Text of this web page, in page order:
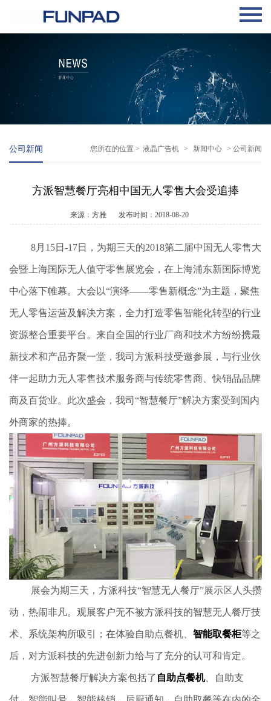
您所在的位置 > 液晶广告机 > 新闻中心 > 公司新闻
公司新闻
方派智慧餐厅亮相中国无人零售大会受追捧
来源：方雅 发布时间：2018-08-20
8月15日-17日，为期三天的2018第二届中国无人零售大
会暨上海国际无人值守零售展览会，在上海浦东新国际博览
中心落下帷幕。大会以“演绎——零售新概念”为主题，聚焦
无人零售运营及解决方案，全力打造零售智能化转型的行业
资源整合重要平台。来自全国的行业厂商和技术方纷纷携最
新技术和产品齐聚一堂，我司方派科技受邀参展，与行业伙
伴一起助力无人零售技术服务商与传统零售商、快销品品牌
商及百货业。此次盛会，我司“智慧餐厅”解决方案受到国内
外商家的热捧。
展会为期三天，方派科技“智慧无人餐厅”展示区人头攒
动，热闹非凡。观展客户无不被方派科技的智慧无人餐厅技
术、系统架构所吸引；在体验自助点餐机、 智能取餐柜等之
后，对方派科技的先进创新力给与了充分的认可和肯定。
方派智慧餐厅解决方案包括了 自助点餐机、自助支